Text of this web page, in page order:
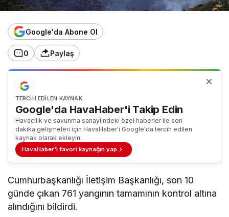
Google'da Abone Ol
0 Paylaş
TERCIH EDILEN KAYNAK
Google'da HavaHaber'i Takip Edin
Havacılık ve savunma sanayiindeki özel haberler ile son
dakika gelişmeleri için HavaHaber'i Google'da tercih edilen
kaynak olarak ekleyin.
HavaHaber'i favori kaynağın yap
Cumhurbaşkanlığı İletişim Başkanlığı, son 10
günde çıkan 761 yangının tamamının kontrol altına
alındığını bildirdi.